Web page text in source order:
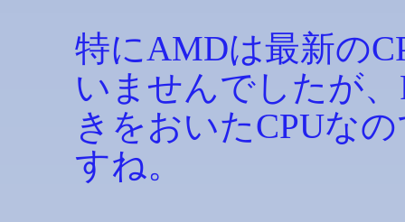
特にAMDは最新の
いませんでしたが
きをおいたCPUな
すね。